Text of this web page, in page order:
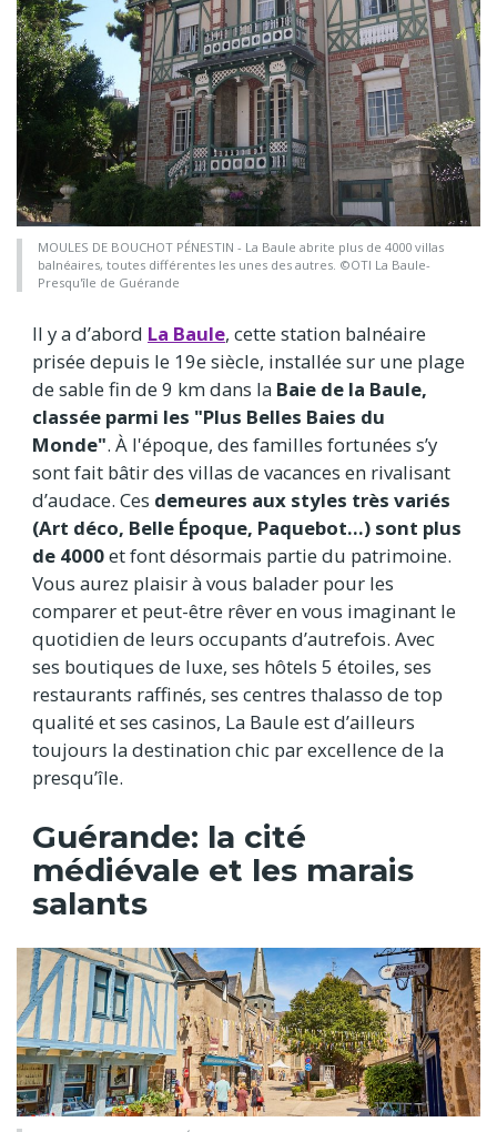
MOULES DE BOUCHOT PÉNESTIN - La Baule abrite plus de 4000 villas
balnéaires, toutes différentes les unes des autres. ©OTI La Baule-
Presqu'île de Guérande
Il y a d’abord La Baule, cette station balnéaire
prisée depuis le 19e siècle, installée sur une plage
de sable fin de 9 km dans la Baie de la Baule,
classée parmi les "Plus Belles Baies du
Monde". À l'époque, des familles fortunées s’y
sont fait bâtir des villas de vacances en rivalisant
d’audace. Ces demeures aux styles très variés
(Art déco, Belle Époque, Paquebot...) sont plus
de 4000etfont désormais partie du patrimoine.
Vous aurez plaisir à vous balader pour les
comparer et peut-être rêver en vous imaginant le
quotidien de leurs occupants d’autrefois. Avec
ses boutiques de luxe, ses hôtels 5 étoiles, ses
restaurants raffinés, ses centres thalasso de top
qualité et ses casinos, La Baule est d’ailleurs
toujours la destination chic par excellence de la
presqu’île.
Guérande: la cité
médiévale et les marais
salants